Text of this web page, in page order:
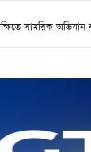
সামরিক